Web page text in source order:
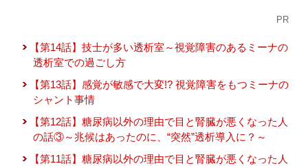
PR
【第14話】技士が多い透析室～視覚障害のあるミーナの
透析室での過ごし方
【第13話】感覚が敏感で大変!? 視覚障害をもつミーナの
シャント事情
【第12話】糖尿病以外の理由で目と腎臓が悪くなった人
の話③～兆候はあったのに、“突然”透析導入に？～
【第11話】糖尿病以外の理由で目と腎臓が悪くなった人